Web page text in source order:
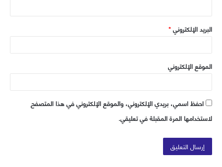
البريد الإلكتروني*
الموقع الإلكتروني
احفظ اسمي، بريدي الإلكتروني، والموقع الإلكتروني في هذا المتصفح
لاستخدامها المرة المقبلة في تعليقي.